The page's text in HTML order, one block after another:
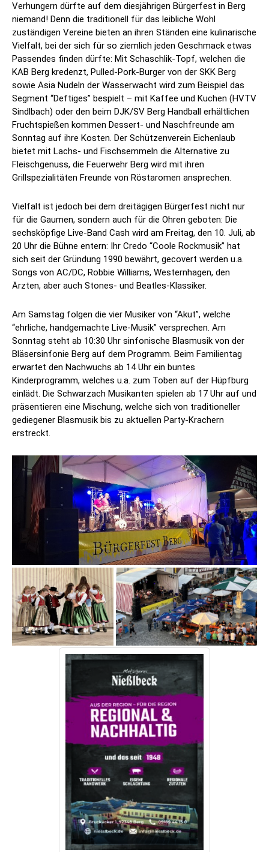
Verhungern dürfte auf dem diesjährigen Bürgerfest in Berg
niemand! Denn die traditionell für das leibliche Wohl
zuständigen Vereine bieten an ihren Ständen eine kulinarische
Vielfalt, bei der sich für so ziemlich jeden Geschmack etwas
Passendes finden dürfte: Mit Schaschlik-Topf, welchen die
KAB Berg kredenzt, Pulled-Pork-Burger von der SKK Berg
sowie Asia Nudeln der Wasserwacht wird zum Beispiel das
Segment “Deftiges” bespielt – mit Kaffee und Kuchen (HVTV
Sindlbach) oder den beim DJK/SV Berg Handball erhältlichen
Fruchtspießen kommen Dessert- und Naschfreunde am
Sonntag auf ihre Kosten. Der Schützenverein Eichenlaub
bietet mit Lachs- und Fischsemmeln die Alternative zu
Fleischgenuss, die Feuerwehr Berg wird mit ihren
Grillspezialitäten Freunde von Röstaromen ansprechen.
Vielfalt ist jedoch bei dem dreitägigen Bürgerfest nicht nur
für die Gaumen, sondern auch für die Ohren geboten: Die
sechsköpfige Live-Band Cash wird am Freitag, den 10. Juli, ab
20 Uhr die Bühne entern: Ihr Credo “Coole Rockmusik” hat
sich seit der Gründung 1990 bewährt, gecovert werden u.a.
Songs von AC/DC, Robbie Williams, Westernhagen, den
Ärzten, aber auch Stones- und Beatles-Klassiker.
Am Samstag folgen die vier Musiker von “Akut”, welche
“ehrliche, handgemachte Live-Musik” versprechen. Am
Sonntag steht ab 10:30 Uhr sinfonische Blasmusik von der
Bläsersinfonie Berg auf dem Programm. Beim Familientag
erwartet den Nachwuchs ab 14 Uhr ein buntes
Kinderprogramm, welches u.a. zum Toben auf der Hüpfburg
einlädt. Die Schwarzach Musikanten spielen ab 17 Uhr auf und
präsentieren eine Mischung, welche sich von traditioneller
gediegener Blasmusik bis zu aktuellen Party-Krachern
erstreckt.